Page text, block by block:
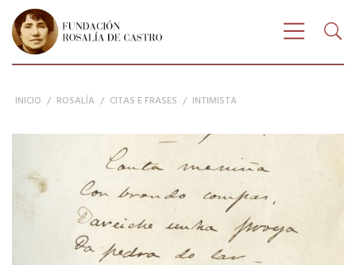
FUNDACIÓN ROSALÍA DE CASTRO
Buscar:
INICIO / ROSALÍA / CITAS E FRASES / INTIMISTA